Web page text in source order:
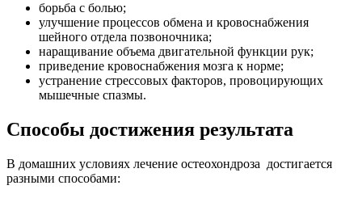
борьба с болью;
улучшение процессов обмена и кровоснабжения
шейного отдела позвоночника;
наращивание объема двигательной функции рук;
приведение кровоснабжения мозга к норме;
устранение стрессовых факторов, провоцирующих
мышечные спазмы.
Способы достижения результата
В домашних условиях лечение остеохондроза достигается
разными способами: